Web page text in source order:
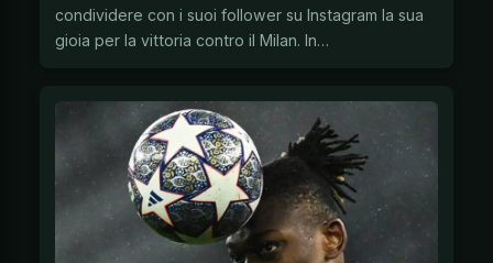
condividere con i suoi follower su Instagram la sua
gioia per la vittoria contro il Milan. In…